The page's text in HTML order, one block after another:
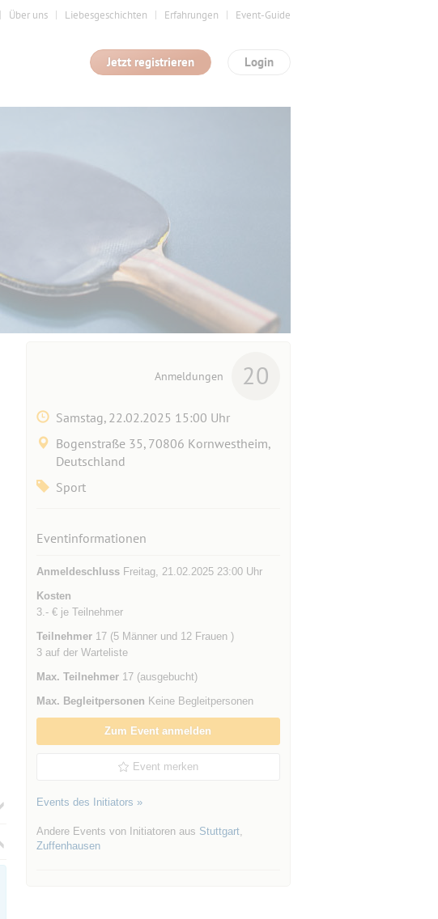
Über uns Liebesgeschichten Erfahrungen Event-Guide
Login
Jetzt registrieren
Anmeldungen 20
Samstag, 22.02.2025 15:00 Uhr
Bogenstraße 35, 70806 Kornwestheim,
Deutschland
Sport
Eventinformationen
AnmeldeschlussFreitag, 21.02.2025 23:00 Uhr
Kosten
3.- € je Teilnehmer
Teilnehmer17 (5 Männer und 12 Frauen )
3 auf der Warteliste
Max. Teilnehmer17 (ausgebucht)
Max. Begleitpersonen Keine Begleitpersonen
Zum Event anmelden
Event merken
Events des Initiators »
Andere Events von Initiatoren aus Stuttgart,
Zuffenhausen